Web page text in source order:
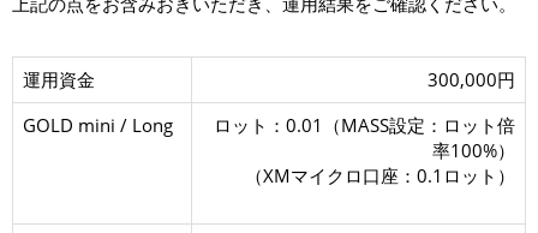
運用資金
300,000円
GOLD mini / Long
ロット：0.01（MASS設定：ロット倍
率100%）
（XMマイクロ口座：0.1ロット）